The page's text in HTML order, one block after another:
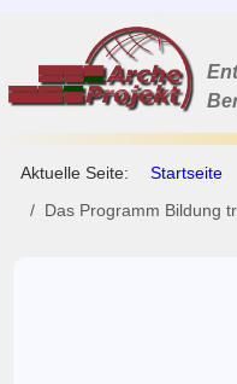
Aktuelle Seite: Startseite
Das Programm Bildung